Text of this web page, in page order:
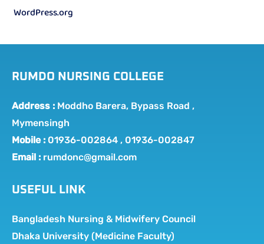
WordPress.org
RUMDO NURSING COLLEGE
Address : Moddho Barera, Bypass Road ,
Mymensingh
Mobile : 01936-002864 , 01936-002847
Email : rumdonc@gmail.com
USEFUL LINK
Bangladesh Nursing & Midwifery Council
Dhaka University (Medicine Faculty)